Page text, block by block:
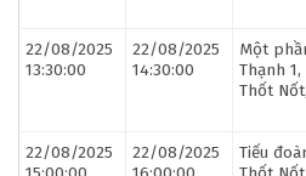
22/08/2025
13:30:00
22/08/2025
14:30:00
Một
Thạnh
Thốt
22/08/2025
22/08/2025
Tiếu